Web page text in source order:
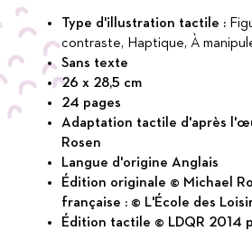
Type d'illustration tactile :
contraste, Haptique, À
Sans texte
26 x 28,5 cm
24 pages
Adaptation tactile d'après
Rosen
Langue d'origine Anglais
Édition originale © Michael
française : © L'École des
Édition tactile © LDQR 2014